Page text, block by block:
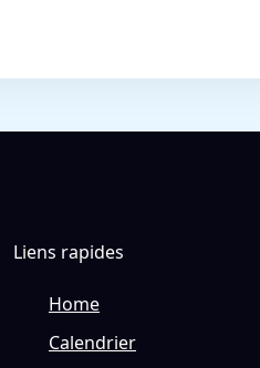
Liens rapides
Home
Calendrier